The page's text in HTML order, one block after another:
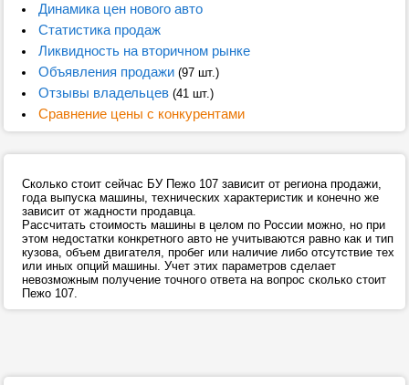
Динамика цен нового авто
Статистика продаж
Ликвидность на вторичном рынке
Объявления продажи(97 шт.)
Отзывы владельцев(41 шт.)
Сравнение цены с конкурентами
Сколько стоит сейчас БУ Пежо 107 зависит от региона продажи,
года выпуска машины, технических характеристик и конечно же
зависит от жадности продавца.
Рассчитать стоимость машины в целом по России можно, но при
этом недостатки конкретного авто не учитываются равно как и тип
кузова, объем двигателя, пробег или наличие либо отсутствие тех
или иных опций машины. Учет этих параметров сделает
невозможным получение точного ответа на вопрос сколько стоит
Пежо 107.